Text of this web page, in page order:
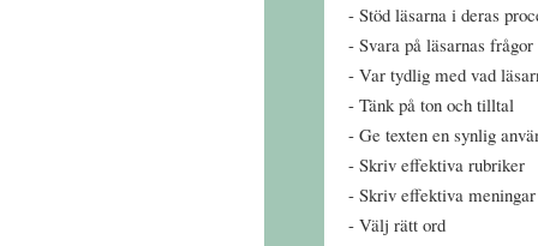
Stöd läsarna i deras
Svara på läsarnas frågor
Var tydlig med vad
Tänk på ton och tilltal
Ge texten en synlig
Skriv effektiva rubriker
Skriv effektiva meningar
Välj rätt ord